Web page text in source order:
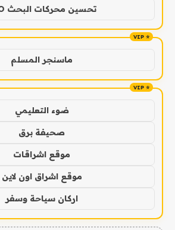
تحسين محركات البحث SEO
ماسنجر المسلم
ضوء التعليمي
صحيفة برق
موقع اشراقات
موقع اشراق اون لاين
اركان سياحة وسفر